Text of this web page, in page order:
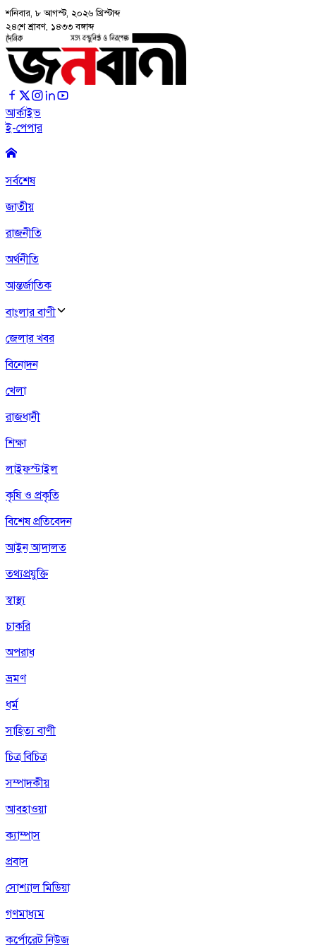
শনিবার, ৮ আগস্ট, ২০২৬ খ্রিস্টাব্দ
২৪শে শ্রাবণ, ১৪৩৩ বঙ্গাব্দ
আর্কাইভ
ই-পেপার
সর্বশেষ
জাতীয়
রাজনীতি
অর্থনীতি
আন্তর্জাতিক
বাংলার বাণী
জেলার খবর
বিনোদন
খেলা
রাজধানী
শিক্ষা
লাইফস্টাইল
কৃষি ও প্রকৃতি
বিশেষ প্রতিবেদন
আইন আদালত
তথ্যপ্রযুক্তি
স্বাস্থ্য
চাকরি
অপরাধ
ভ্রমণ
ধর্ম
সাহিত্য বাণী
চিত্র বিচিত্র
সম্পাদকীয়
আবহাওয়া
ক্যাম্পাস
প্রবাস
সোশ্যাল মিডিয়া
গণমাধ্যম
কর্পোরেট নিউজ